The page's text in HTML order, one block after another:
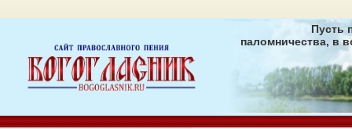
Пусть
паломничества, в